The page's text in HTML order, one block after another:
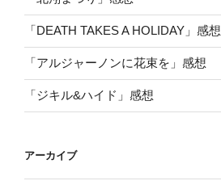
「DEATH TAKES A HOLIDAY」感想
「アルジャーノンに花束を」感想
「ジキル&ハイド」感想
アーカイブ